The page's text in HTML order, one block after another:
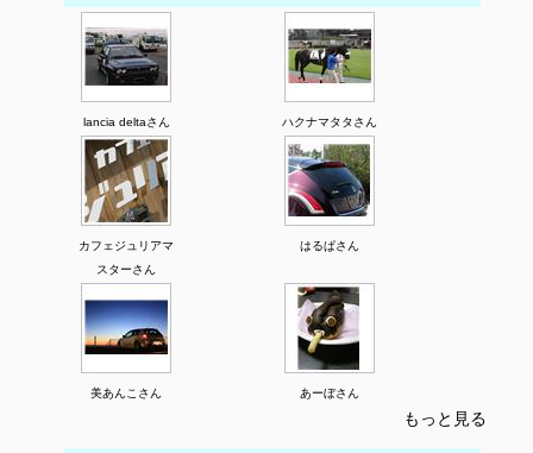
lancia deltaさん ハクナマタタさん
カフェジュリアマ
スターさん
はるぱさん
美あんこさん あーぼさん
もっと見る